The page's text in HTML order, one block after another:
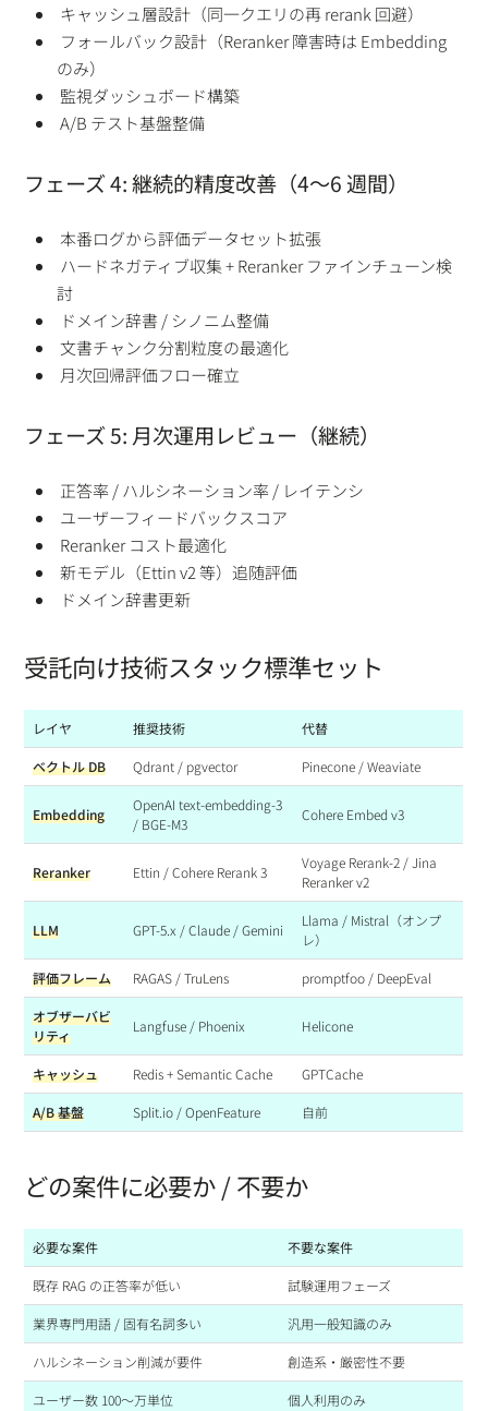
キャッシュ層設計（同一クエリの再 rerank 回避）
フォールバック設計（Reranker 障害時は Embedding
のみ）
監視ダッシュボード構築
A/B テスト基盤整備
フェーズ 4: 継続的精度改善（4〜6 週間）
本番ログから評価データセット拡張
ハードネガティブ収集 + Reranker ファインチューン検
討
ドメイン辞書 / シノニム整備
文書チャンク分割粒度の最適化
月次回帰評価フロー確立
フェーズ 5: 月次運用レビュー（継続）
正答率 / ハルシネーション率 / レイテンシ
ユーザーフィードバックスコア
Reranker コスト最適化
新モデル（Ettin v2 等）追随評価
ドメイン辞書更新
受託向け技術スタック標準セット
レイヤ 推奨技術 代替
ベクトル DB Qdrant / pgvector Pinecone / Weaviate
Embedding
OpenAI text-embedding-3
/ BGE-M3
Cohere Embed v3
Reranker Ettin / Cohere Rerank 3
Voyage Rerank-2 / Jina
Reranker v2
LLM GPT-5.x / Claude / Gemini
Llama / Mistral（オンプ
レ）
評価フレーム RAGAS / TruLens promptfoo / DeepEval
オブザーバビ
リティ
Langfuse / Phoenix Helicone
キャッシュ Redis + Semantic Cache GPTCache
A/B 基盤 Split.io / OpenFeature 自前
どの案件に必要か / 不要か
必要な案件 不要な案件
既存 RAG の正答率が低い 試験運用フェーズ
業界専門用語 / 固有名詞多い 汎用一般知識のみ
ハルシネーション削減が要件 創造系・厳密性不要
ユーザー数 100〜万単位 個人利用のみ